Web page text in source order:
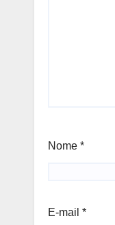
Nome *
E-mail *